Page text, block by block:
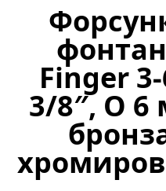
Finger 3-
3/8″, O